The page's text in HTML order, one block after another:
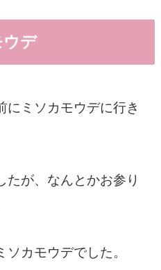
ウデ
にミソカモウデに行き
たが、なんとかお参り
カモウデでした。